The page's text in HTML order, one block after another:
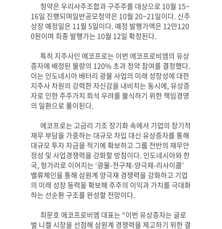
청약은 우리사주조합과 구주주를 대상으로 10월 15~
16일 진행되며일반공모청약은 10월20~21 일이다 신주
상장 예정일은 11월 5일이다 예정 발행가액은 12만120
0원이며 최종 발행가는 10월 12일 확정된다
특히 지주사인 에코프로는 이번 에코프로비엠의 유상
증자에 배정된 물량의 120% 초과 청약 참여를 결정했다
이는 인도네시아 배터리 광물 사업의 미래 성장성에 대한
지주사 차원의 강력한 자신감을 내비치는 동시에 ,유상증
자로 인한 주주가치 희석 우려를 불식하기 위한 책임경영
의 일환으로 풀이된다
에코프로는 고금리 기조 장기화 속에서 기업의 장기적
재무 부담을 가중하는 대규모 차입 대신 유상증자를 통해
대규모 투자 자금을 적기에 확보하고 그룹 전반의 재무안
정성 및 사업경쟁력을 강화할 방침이다 인도네시아와 한
국 ,헝가리로 이어지는 ‘광물-전구체-양극재-리사이클’
밸류체인을 통해 삼원계 양극재 경쟁력을 강화하고 기업
의 미래 성장 동력을 확보해 주주의 이익과 가치를 극대화
하는 선순환 구조를 완성할 전망이다
최문호 에코프로비엠 대표는 “이번 유상증자는 글로
벌 니켈 시장을 선점해 삼원계 경쟁력을 제고하기 위한 결